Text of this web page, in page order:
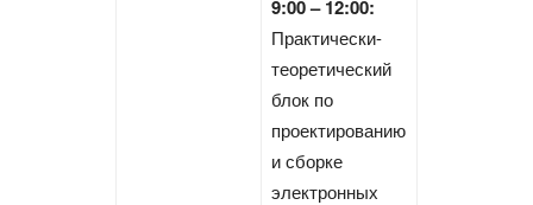
9:00 – 12:00:
Практически-
теоретический
блок по
проектированию
и сборке
электронных